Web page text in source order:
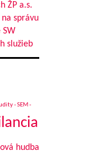
ŽP a.s.
na správu
služieb
- SEM -
hudba